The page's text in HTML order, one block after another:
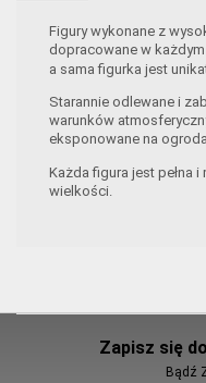
Figury wykonane z
dopracowane w
a sama figurka jest
Starannie odlewane i
warunków
eksponowane na
Każda figura jest pełna
wielkości.
Zapisz się
Bądź